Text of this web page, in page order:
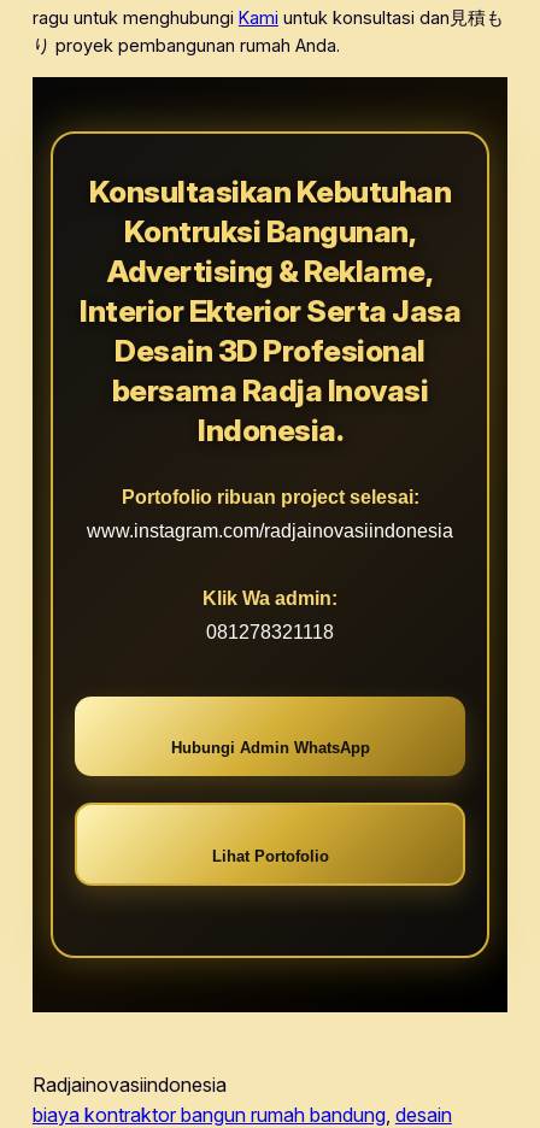
ragu untuk menghubungi Kami untuk konsultasi dan見積も
り proyek pembangunan rumah Anda.
Konsultasikan Kebutuhan
Kontruksi Bangunan,
Advertising & Reklame,
Interior Ekterior Serta Jasa
Desain 3D Profesional
bersama Radja Inovasi
Indonesia.
Portofolio ribuan project selesai:
www.instagram.com/radjainovasiindonesia
Klik Wa admin:
081278321118
Hubungi Admin WhatsApp
Lihat Portofolio
Radjainovasiindonesia
biaya kontraktor bangun rumah bandung, desain